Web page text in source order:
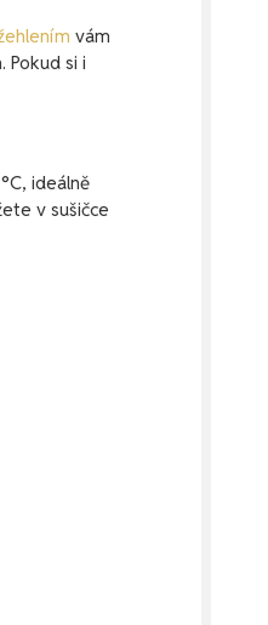
vám
si i
ideálně
v sušičce